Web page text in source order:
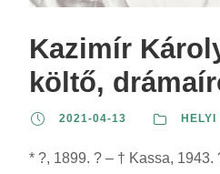
n
t
n
:
r
i
z
r
Kazimír
költő,
2021-04-13 HELYI
* ?, 1899. ? – † Kassa, 1943.